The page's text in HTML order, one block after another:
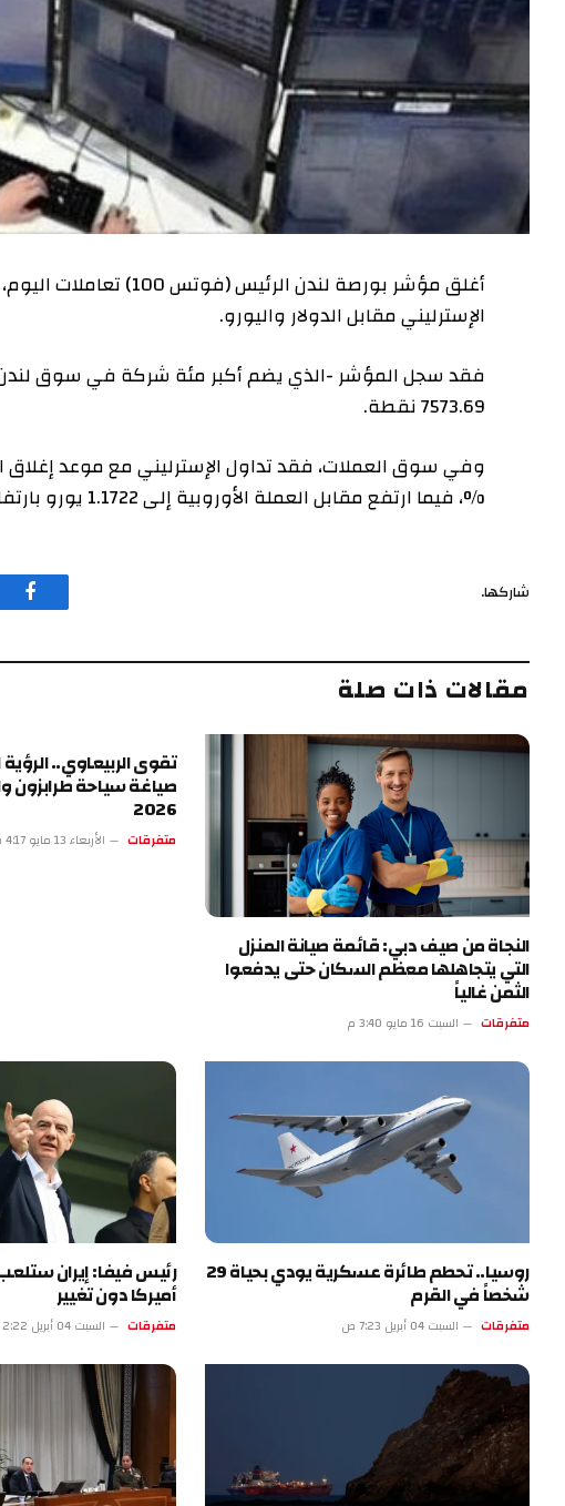
الإسترليني مقابل الدولار واليورو.
7573.69 نقطة.
%، فيما ارتفع مقابل العملة الأوروبية إلى 1.1722 يورو بارتفاع 0.16 %.
شاركها.
مقالات ذات صلة
النجاة من صيف دبي: قائمة صيانة المنزل
التي يتجاهلها معظم السكان حتى يدفعوا
الثمن غالياً
متفرقات السبت 16 مايو 3:40 م
تقوى الربيعاوي.. الرؤية
صياغة سياحة طرابزون
2026
متفرقات الأربعاء 13 مايو 4:17 م
روسيا.. تحطم طائرة عسكرية يودي بحياة 29
شخصاً في القرم
متفرقات السبت 04 أبريل 7:23 ص
رئيس فيفا: إيران
أميركا دون تغيير
متفرقات السبت 04 أبريل 2:22 ص